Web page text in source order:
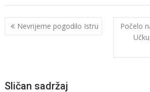
Navigacija
objava
Nevrijeme pogodilo Istru
Počelo
Sličan sadržaj